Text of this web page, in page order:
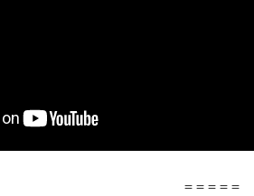
= = = = =